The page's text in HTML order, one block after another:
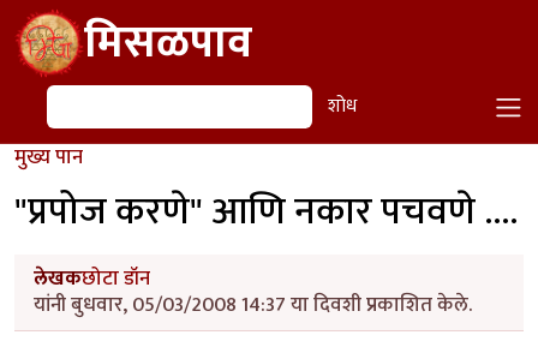
Skip to main contentमिसळपाव
शोध शोध
मुख्य पान
"प्रपोज करणे" आणि नकार पचवणे ....
लेखकछोटा डॉन
यांनी बुधवार, 05/03/2008 14:37 या दिवशी प्रकाशित केले.